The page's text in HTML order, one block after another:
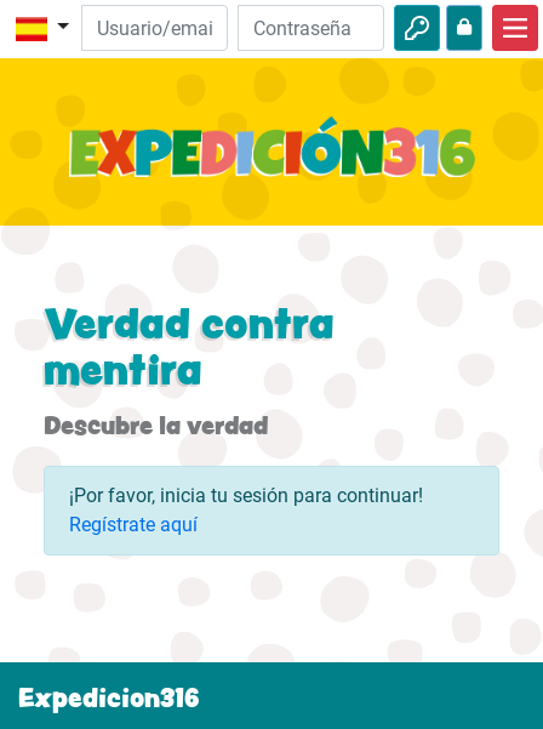
Descubre la Biblia
Aventuras
Verdad contra
mentira
Descubre la verdad
¡Por favor, inicia tu sesión para continuar!
Regístrate aquí
Expedicion316